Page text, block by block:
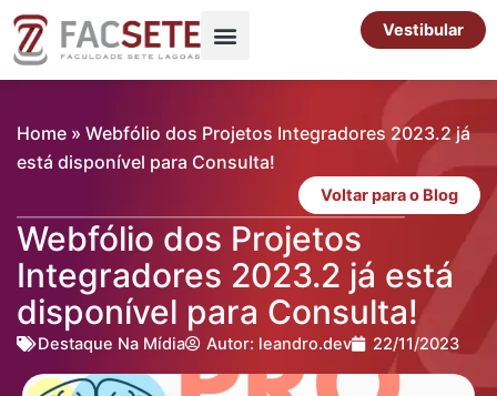
para
Vestibular
Home » Webfólio dos Projetos Integradores 2023.2 já
está disponível para Consulta!
Voltar para o Blog
Webfólio dos Projetos
Integradores 2023.2 já está
disponível para Consulta!
Destaque Na Mídia Autor: leandro.dev 22/11/2023